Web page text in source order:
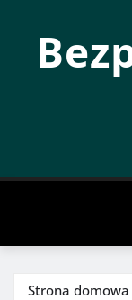
Strona domowa